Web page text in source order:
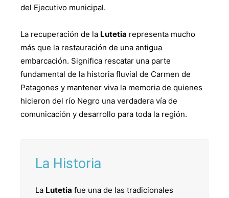
del Ejecutivo municipal.
La recuperación de la Lutetia representa mucho
más que la restauración de una antigua
embarcación. Significa rescatar una parte
fundamental de la historia fluvial de Carmen de
Patagones y mantener viva la memoria de quienes
hicieron del río Negro una verdadera vía de
comunicación y desarrollo para toda la región.
La Historia
La Lutetia fue una de las tradicionales